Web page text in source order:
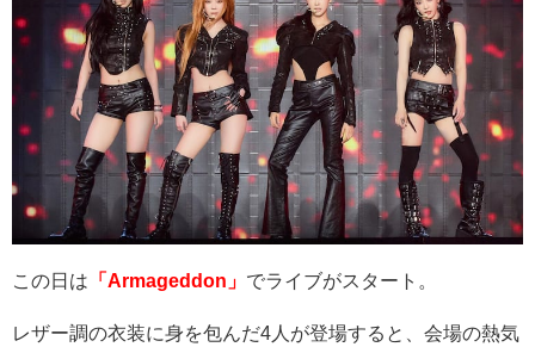
この日は 「Armageddon」 でライブがスタート。
レザー調の衣装に身を包んだ4 人が登場すると、会場の熱気